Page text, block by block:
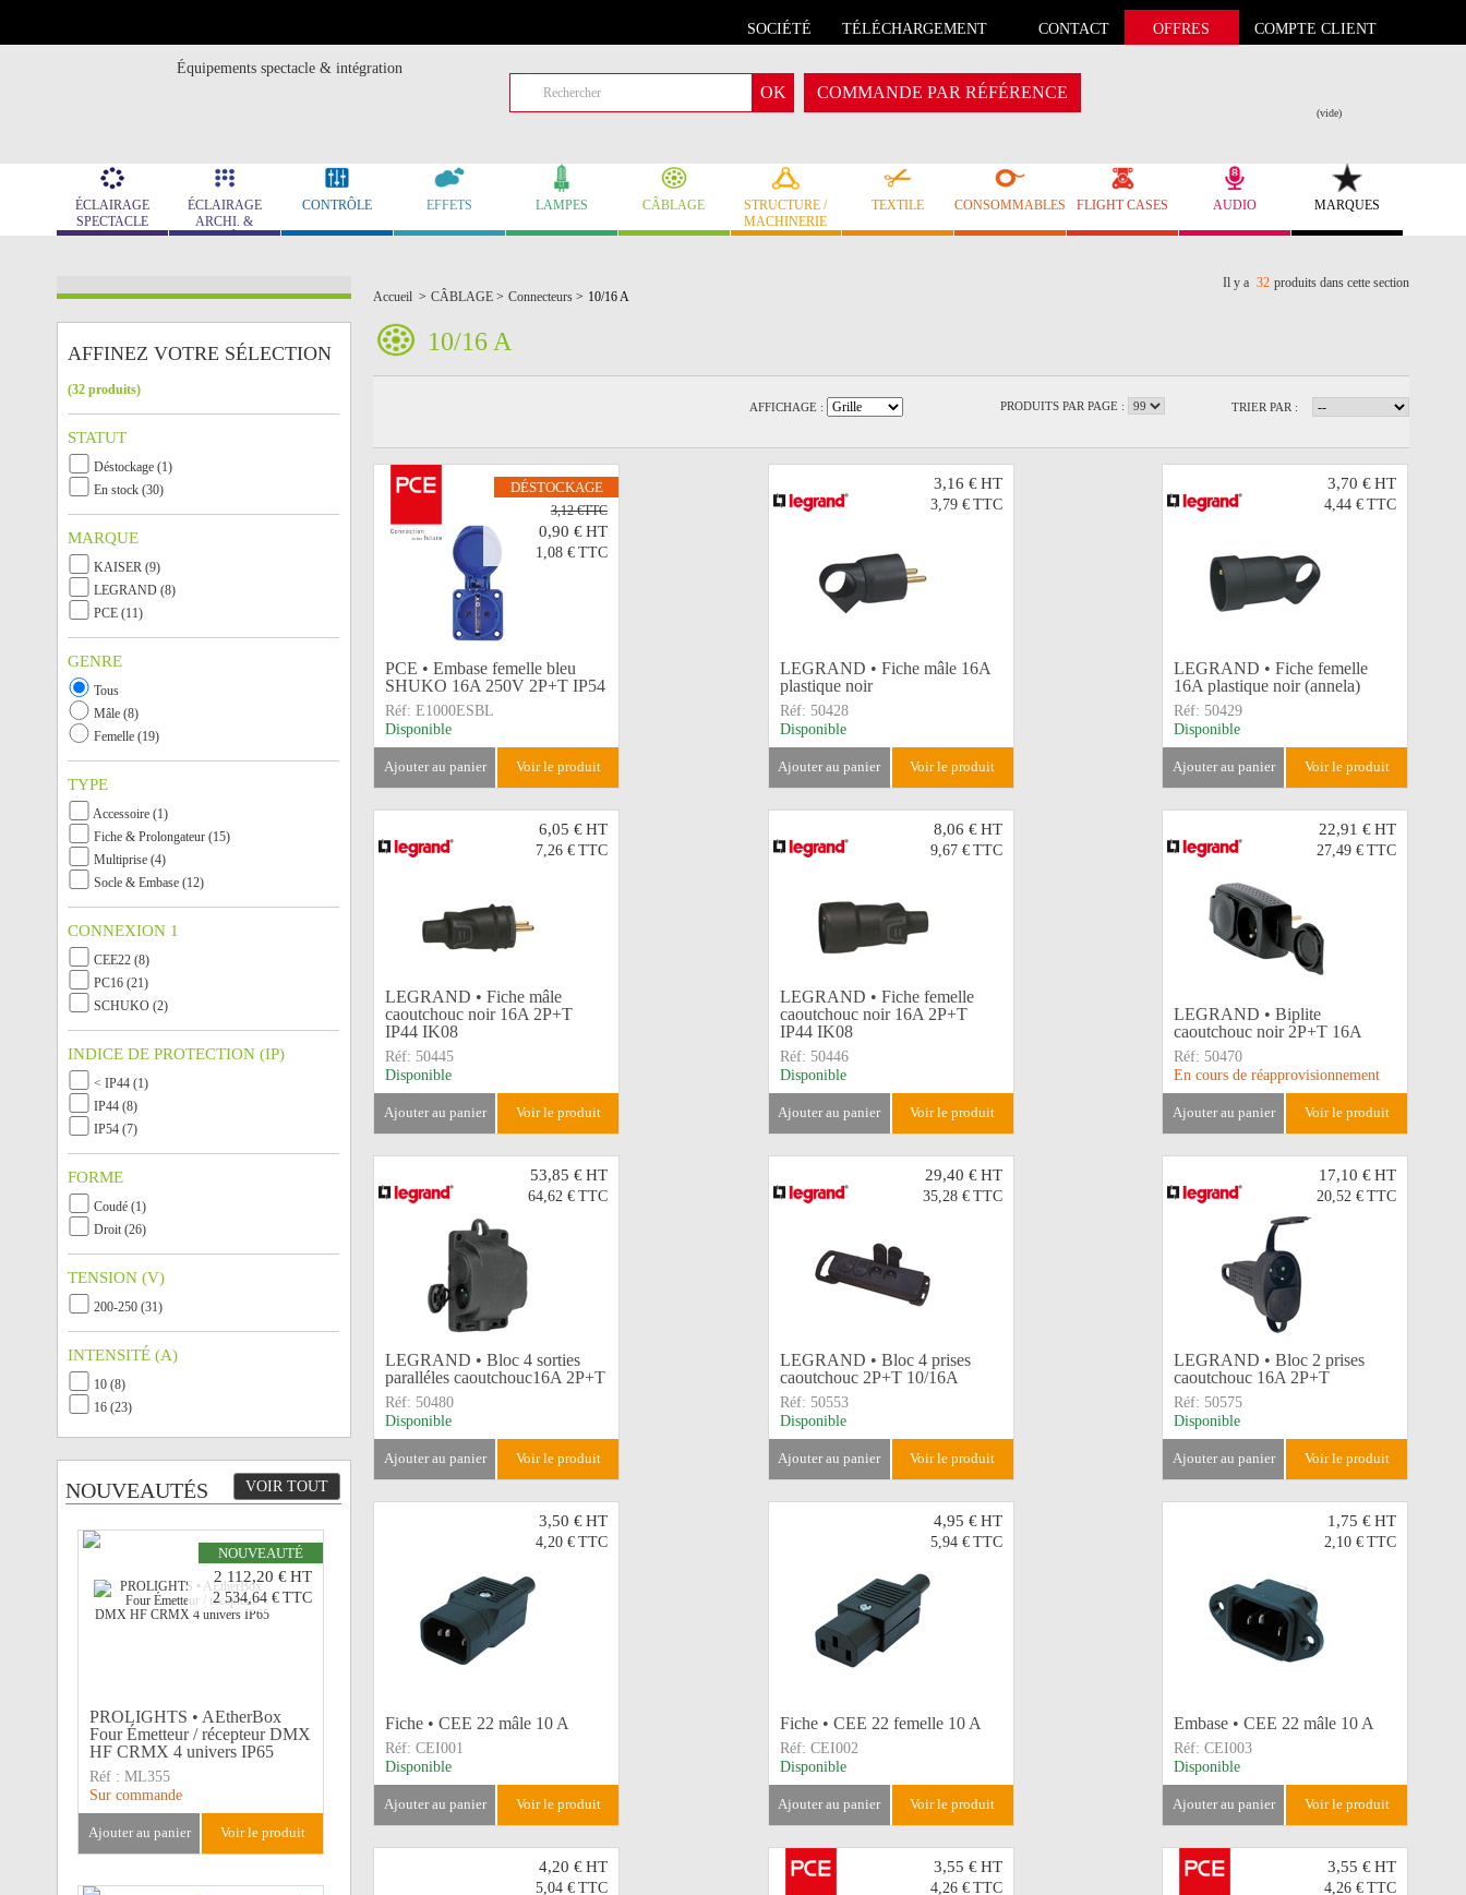
SOCIÉTÉ TÉLÉCHARGEMENT CONTACT OFFRES COMPTE CLIENT
Équipements spectacle & intégration
(vide)
COMMANDE PAR RÉFÉRENCE
ÉCLAIRAGE
SPECTACLE
ÉCLAIRAGE
ARCHI. &
MUSÉO.
CONTRÔLE EFFETS LAMPES CÂBLAGE
STRUCTURE /
MACHINERIE
TEXTILE CONSOMMABLES FLIGHT CASES AUDIO MARQUES
Accueil > CÂBLAGE > Connecteurs > 10/16 A
Il y a 32 produits dans cette section
10/16 A
AFFICHAGE : TRIER PAR :
PRODUITS PAR PAGE :
DÉSTOCKAGE
3,12 €TTC
0,90 €HT
1,08 € TTC
PCE • Embase femelle bleu
SHUKO 16A 250V 2P+T IP54
Réf: E1000ESBL
Disponible
ajouter au panier voir le produit
3,16 € HT
3,79 € TTC
LEGRAND • Fiche mâle 16A
plastique noir
Réf: 50428
Disponible
ajouter au panier voir le produit
3,70 €HT
4,44 € TTC
LEGRAND • Fiche femelle
16A plastique noir (annela)
Réf: 50429
Disponible
ajouter au panier voir le produit
6,05 €HT
7,26 € TTC
LEGRAND • Fiche mâle
caoutchouc noir 16A 2P+T
IP44 IK08
Réf: 50445
Disponible
ajouter au panier voir le produit
8,06 € HT
9,67 € TTC
LEGRAND • Fiche femelle
caoutchouc noir 16A 2P+T
IP44 IK08
Réf: 50446
Disponible
ajouter au panier voir le produit
22,91 €HT
27,49 € TTC
LEGRAND • Biplite
caoutchouc noir 2P+T 16A
Réf: 50470
En cours de réapprovisionnement
ajouter au panier voir le produit
53,85 €HT
64,62 € TTC
LEGRAND • Bloc 4 sorties
paralléles caoutchouc16A 2P+T
Réf: 50480
Disponible
ajouter au panier voir le produit
29,40 € HT
35,28 € TTC
LEGRAND • Bloc 4 prises
caoutchouc 2P+T 10/16A
Réf: 50553
Disponible
ajouter au panier voir le produit
17,10 €HT
20,52 € TTC
LEGRAND • Bloc 2 prises
caoutchouc 16A 2P+T
Réf: 50575
Disponible
ajouter au panier voir le produit
3,50 €HT
4,20 € TTC
Fiche • CEE 22 mâle 10 A
Réf: CEI001
Disponible
ajouter au panier voir le produit
4,95 € HT
5,94 € TTC
Fiche • CEE 22 femelle 10 A
Réf: CEI002
Disponible
ajouter au panier voir le produit
1,75 €HT
2,10 € TTC
Embase • CEE 22 mâle 10 A
Réf: CEI003
Disponible
ajouter au panier voir le produit
4,20 €HT
5,04 € TTC
3,55 € HT
4,26 € TTC
3,55 €HT
4,26 € TTC
AFFINEZ VOTRE SÉLECTION
(32 produits)
STATUT
Déstockage (1)
En stock (30)
MARQUE
KAISER (9)
LEGRAND (8)
PCE (11)
GENRE
Tous
Mâle (8)
Femelle (19)
TYPE
Accessoire (1)
Fiche & Prolongateur (15)
Multiprise (4)
Socle & Embase (12)
CONNEXION 1
CEE22 (8)
PC16 (21)
SCHUKO (2)
INDICE DE PROTECTION (IP)
< IP44 (1)
IP44 (8)
IP54 (7)
FORME
Coudé (1)
Droit (26)
TENSION (V)
200-250 (31)
INTENSITÉ (A)
10 (8)
16 (23)
NOUVEAUTÉS VOIR TOUT
NOUVEAUTÉ
2 112,20 €HT
2 534,64 € TTC
PROLIGHTS • AEtherBox
Four Émetteur / récepteur DMX
HF CRMX 4 univers IP65
Réf : ML355
Sur commande
ajouter au panier voir le produit